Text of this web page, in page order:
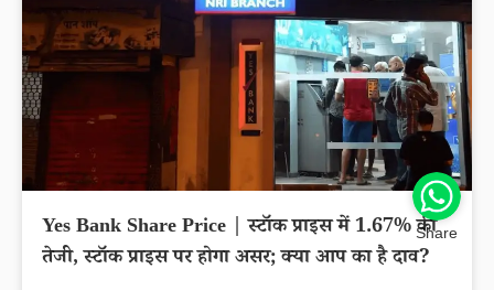
Yes Bank Share Price | स्टॉक प्राइस में 1.67% की
तेजी, स्टॉक प्राइस पर होगा असर; क्या आप का है दाव?
Share